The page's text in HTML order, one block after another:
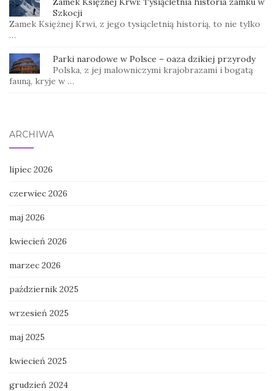
Szkocji
Zamek Księżnej Krwi, z jego tysiącletnią historią, to nie tylko
…
Parki narodowe w Polsce – oaza dzikiej przyrody
Polska, z jej malowniczymi krajobrazami i bogatą
fauną, kryje w …
ARCHIWA
lipiec 2026
czerwiec 2026
maj 2026
kwiecień 2026
marzec 2026
październik 2025
wrzesień 2025
maj 2025
kwiecień 2025
grudzień 2024